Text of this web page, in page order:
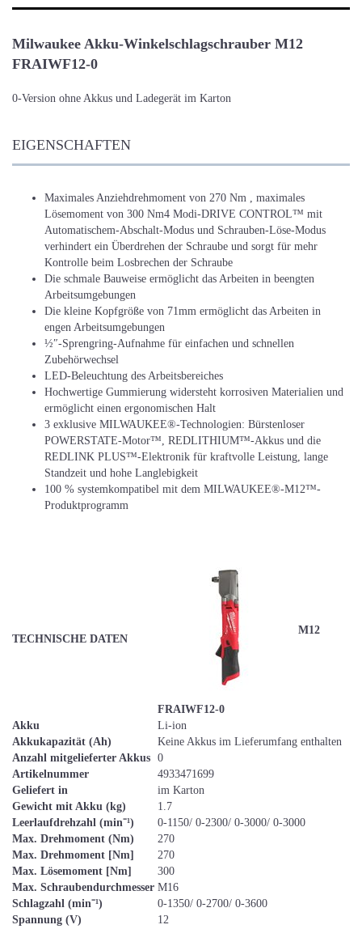
Milwaukee Akku-Winkelschlagschrauber M12
FRAIWF12-0
0-Version ohne Akkus und Ladegerät im Karton
EIGENSCHAFTEN
Maximales Anziehdrehmoment von 270 Nm , maximales
Lösemoment von 300 Nm4 Modi-DRIVE CONTROL™ mit
Automatischem-Abschalt-Modus und Schrauben-Löse-Modus
verhindert ein Überdrehen der Schraube und sorgt für mehr
Kontrolle beim Losbrechen der Schraube
Die schmale Bauweise ermöglicht das Arbeiten in beengten
Arbeitsumgebungen
Die kleine Kopfgröße von 71mm ermöglicht das Arbeiten in
engen Arbeitsumgebungen
½″-Sprengring-Aufnahme für einfachen und schnellen
Zubehörwechsel
LED-Beleuchtung des Arbeitsbereiches
Hochwertige Gummierung widersteht korrosiven Materialien und
ermöglicht einen ergonomischen Halt
3 exklusive MILWAUKEE®-Technologien: Bürstenloser
POWERSTATE-Motor™, REDLITHIUM™-Akkus und die
REDLINK PLUS™-Elektronik für kraftvolle Leistung, lange
Standzeit und hohe Langlebigkeit
100 % systemkompatibel mit dem MILWAUKEE®-M12™-
Produktprogramm
TECHNISCHE DATEN
M12
FRAIWF12-0
Akku
Li-ion
Akkukapazität (Ah)
Keine Akkus im Lieferumfang enthalten
Anzahl mitgelieferter Akkus 0
Artikelnummer
4933471699
Geliefert in
im Karton
Gewicht mit Akku (kg)
1.7
Leerlaufdrehzahl (min⁻¹)
0-1150/ 0-2300/ 0-3000/ 0-3000
Max. Drehmoment (Nm)
270
Max. Drehmoment [Nm]
270
Max. Lösemoment [Nm]
300
Max. Schraubendurchmesser M16
Schlagzahl (min⁻¹)
0-1350/ 0-2700/ 0-3600
Spannung (V)
12